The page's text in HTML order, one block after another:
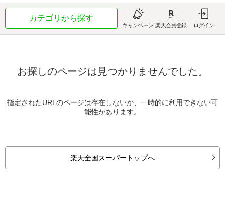
カテゴリから探す
キャンペーン 楽天会員登録 ログイン
お探しのページは見つかりませんでした。
指定されたURLのページは存在しないか、一時的に利用できない可
能性があります。
楽天全国スーパートップへ